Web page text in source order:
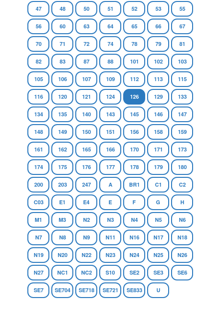
47 48 50 51 52 53 55
56 60 63 64 65 66 67
70 71 72 74 78 79 81
82 83 87 88 101 102 103
105 106 107 109 112 113 115
116 120 121 124 126 129 133
134 135 140 143 145 146 147
148 149 150 151 156 158 159
161 162 165 166 170 171 173
174 175 176 177 178 179 180
200 203 247 A BR1 C1 C2
C03 E1 E4 E F G H
M1 M3 N2 N3 N4 N5 N6
N7 N8 N9 N11 N16 N17 N18
N19 N20 N22 N23 N24 N25 N26
N27 NC1 NC2 S10 SE2 SE3 SE6
SE7 SE704 SE718 SE721 SE833 U